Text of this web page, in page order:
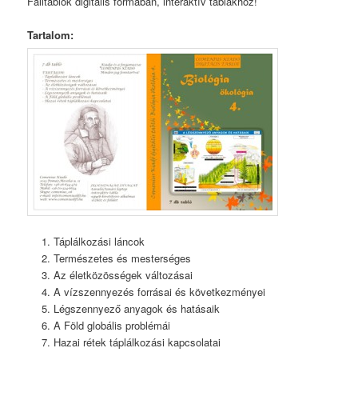
Tartalom:
Táplálkozási láncok
Természetes és mesterséges
Az életközösségek változásai
A vízszennyezés forrásai és következményei
Légszennyező anyagok és hatásaik
A Föld globális problémái
Hazai rétek táplálkozási kapcsolatai